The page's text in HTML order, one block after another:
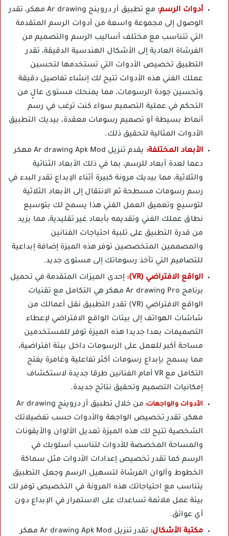
أدوات الرسم:
مع تطبيق أر دروينج Ar drawing مهكر، تقدر
الوصول إلى مجموعة واسعة من أدوات الرسم المتقدمة
التي تتناسب مع مختلف أساليب الرسم والتصميم من
الفرشاة العادية إلى الأشكال الهندسية الدقيقة، تقدر
التطبيق تخصيص الأدوات التي تستخدمها لتحسين
عملك الفني هذه الأدوات تتيح لك إنشاء تفاصيل دقيقة
وتحسين جودة الرسومات، مما يمنحك مستوى عالٍ من
التحكم في عملية التصميم سواء كنت ترغب في رسم
أنماط بسيطة أو تصميم رسومات معقدة، بيديك التطبيق
الأدوات المثالية لتحقيق ذلك.
الأبعاد المختلفة:
يقدم تنزيل Ar drawing Apk Mod مهكر
دعما لعدة أبعاد للرسم، بما في ذلك الأبعاد الثنائية
والثلاثية، مما بيديك مرونة كبيرة أثناء الإبداع تقدر البدء في
رسم رسومات مسطحة ثم الانتقال إلى الأبعاد الثلاثية
لتوسيع وتعميق العمل الفني هذا يسمح لك بتوسيع
نطاق عملك الفني وتقديمه بأبعاد غير تقليدية، مما يزيد
من قدرة التطبيق على تلبية احتياجات الفنانين
والمصممين المتخصصين توفر هذه الميزة إضافة إبداعية
للتصاميم التي تأخذ رسوماتك إلى مستوى جديد.
الواقع الافتراضي (VR):
إحدى الميزات المتقدمة في تحميل
برنامج Ar drawing Pro مهكر هي التكامل مع تقنيات
الواقع الافتراضي (VR) تقدر التطبيق نقل أعمالك من
شاشات الهواتف إلى بيئات الواقع الافتراضي لإعطاء
التصميمات بعدا جديدا هذه الميزة توفر للمستخدمين
مساحة أكبر للعمل على الرسومات داخل بيئة افتراضية،
مما يسمح بإبداع رسومات أكثر تفاعلية وغامرة يفتح
التكامل مع VR أمام الفنانين طرقا جديدة لاستكشاف
إمكانيات التصميم وتحقيق نتائج جديدة.
الأدوات والواجهات:
من خلال تطبيق أر دروينج Ar drawing
مهكر، تقدر تخصيص الواجهة والأدوات حسب تفضيلاتك
الشخصية تتيح لك هذه الميزة تعديل الألوان والأيقونات
والمساحة المخصصة للأدوات لتناسب أسلوبك في
الرسم كما تقدر تخصيص إعدادات الأدوات مثل سماكة
الخطوط وألوان الفرشاة لتسهيل الرسم وجعل التطبيق
يتناسب مع احتياجاتك هذه المرونة في التخصيص توفر لك
بيئة عمل ملائمة تساعدك على الاستمرار في الإبداع دون
أي عوائق.
مكتبة الأشكال:
تقدر تنزيل Ar drawing Apk Mod مهكر